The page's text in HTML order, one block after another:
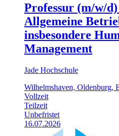
Professur (m/w/
Allgemeine
insbesondere
Management
Jade Hochschule
Wilhelmshaven, Oldenburg,
Vollzeit
Teilzeit
Unbefristet
16.07.2026